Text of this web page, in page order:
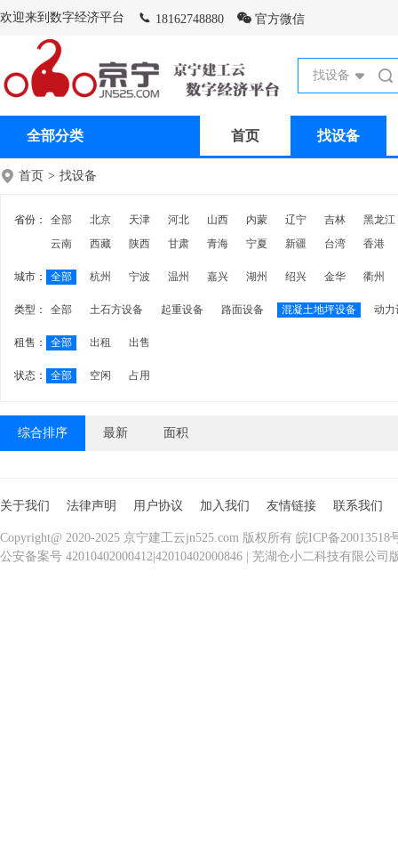
欢迎来到数字经济平台 18162748880 官方微信
找设备
全部分类 首页 找设备
首页 > 找设备
省份： 全部 北京 天津 河北 山西 内蒙 辽宁 吉林
黑龙江
云南
西藏 陕西 甘肃 青海 宁夏 新疆 台湾 香港
城市： 全部 杭州 宁波 温州 嘉兴 湖州 绍兴 金华 衢州
类型： 全部 土石方设备 起重设备 路面设备 混凝土地坪设备 动力
租售： 全部 出租 出售
状态： 全部 空闲 占用
综合排序 最新 面积
关于我们 法律声明 用户协议 加入我们 友情链接 联系我们
Copyright@ 2020-2025 京宁建工云jn525.com 版权所有 皖ICP备20013518
公安备案号 42010402000412|42010402000846 | 芜湖仓小二科技有限公司